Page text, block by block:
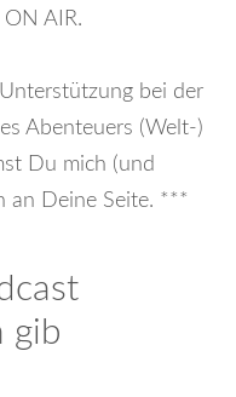
AIR.
bei der
Abenteuers (Welt-)
Du mich (und
an Deine Seite. ***
gib